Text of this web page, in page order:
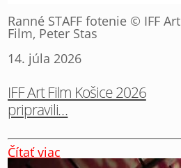
Ranné STAFF fotenie © IFF Art
Film, Peter Stas
14. júla 2026
IFF Art Film Košice 2026
pripravili…
Čítať viac